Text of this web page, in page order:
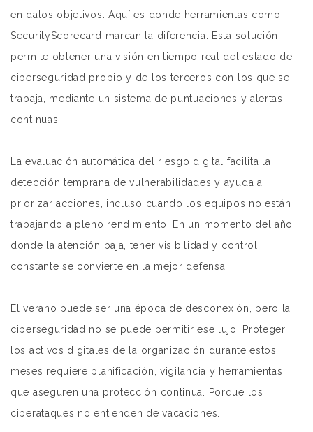
en datos objetivos. Aquí es donde herramientas como
SecurityScorecard marcan la diferencia. Esta solución
permite obtener una visión en tiempo real del estado de
ciberseguridad propio y de los terceros con los que se
trabaja, mediante un sistema de puntuaciones y alertas
continuas.
La evaluación automática del riesgo digital facilita la
detección temprana de vulnerabilidades y ayuda a
priorizar acciones, incluso cuando los equipos no están
trabajando a pleno rendimiento. En un momento del año
donde la atención baja, tener visibilidad y control
constante se convierte en la mejor defensa.
El verano puede ser una época de desconexión, pero la
ciberseguridad no se puede permitir ese lujo. Proteger
los activos digitales de la organización durante estos
meses requiere planificación, vigilancia y herramientas
que aseguren una protección continua. Porque los
ciberataques no entienden de vacaciones.